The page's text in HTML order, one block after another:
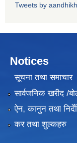
Tweets by
Notices
सूचना तथा समाचार
सार्वजनिक खरीद /
ऐन, कानुन तथा
कर तथा शुल्कहरु